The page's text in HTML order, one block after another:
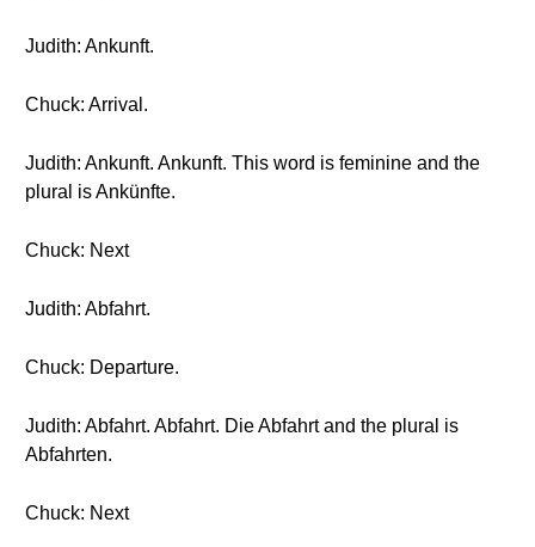
Judith: Ankunft.
Chuck: Arrival.
Judith: Ankunft. Ankunft. This word is feminine and the
plural is Ankünfte.
Chuck: Next
Judith: Abfahrt.
Chuck: Departure.
Judith: Abfahrt. Abfahrt. Die Abfahrt and the plural is
Abfahrten.
Chuck: Next